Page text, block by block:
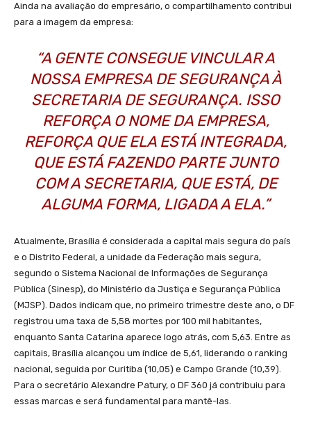
Ainda na avaliação do empresário, o compartilhamento contribui
para a imagem da empresa:
“A GENTE CONSEGUE VINCULAR A
NOSSA EMPRESA DE SEGURANÇA À
SECRETARIA DE SEGURANÇA. ISSO
REFORÇA O NOME DA EMPRESA,
REFORÇA QUE ELA ESTÁ INTEGRADA,
QUE ESTÁ FAZENDO PARTE JUNTO
COM A SECRETARIA, QUE ESTÁ, DE
ALGUMA FORMA, LIGADA A ELA.”
Atualmente, Brasília é considerada a capital mais segura do país
e o Distrito Federal, a unidade da Federação mais segura,
segundo o Sistema Nacional de Informações de Segurança
Pública (Sinesp), do Ministério da Justiça e Segurança Pública
(MJSP). Dados indicam que, no primeiro trimestre deste ano, o DF
registrou uma taxa de 5,58 mortes por 100 mil habitantes,
enquanto Santa Catarina aparece logo atrás, com 5,63. Entre as
capitais, Brasília alcançou um índice de 5,61, liderando o ranking
nacional, seguida por Curitiba (10,05) e Campo Grande (10,39).
Para o secretário Alexandre Patury, o DF 360 já contribuiu para
essas marcas e será fundamental para mantê-las.